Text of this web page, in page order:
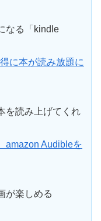
なる「kindle
に本が読み放題に
を読み上げてくれ
amazon Audibleを
が楽しめる